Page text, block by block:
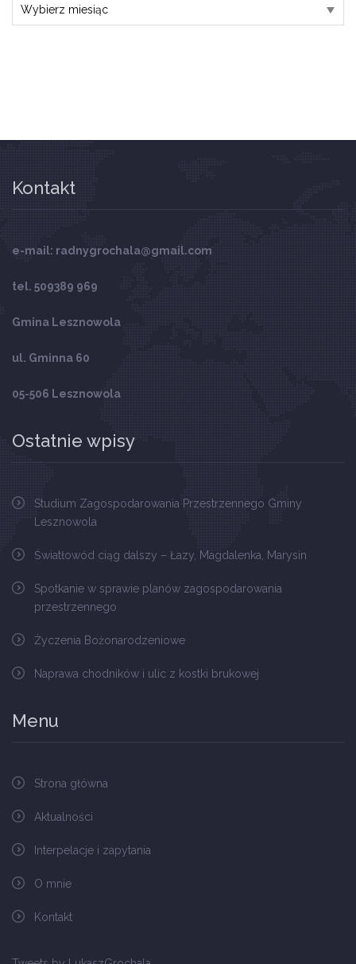
Kontakt
e-mail: radnygrochala@gmail.com
tel. 509389 969
Gmina Lesznowola
ul. Gminna 60
05-506 Lesznowola
Ostatnie wpisy
Studium Zagospodarowania Przestrzennego Gminy
Lesznowola
Światłowód ciąg dalszy – Łazy, Magdalenka, Marysin
Spotkanie w sprawie planów zagospodarowania
przestrzennego
Życzenia Bożonarodzeniowe
Naprawa chodników i ulic z kostki brukowej
Menu
Strona główna
Aktualności
Interpelacje i zapytania
O mnie
Kontakt